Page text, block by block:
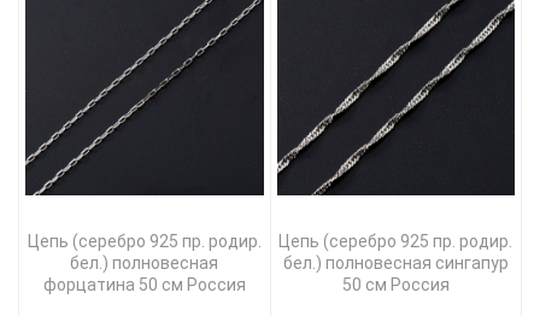
Цепь (серебро 925 пр. родир.
бел.) полновесная
форцатина 50 см Россия
Цепь (серебро 925 пр. родир.
бел.) полновесная сингапур
50 см Россия